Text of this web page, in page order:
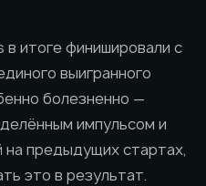
в итоге финишировали с
выигранного
болезненно —
импульсом и
на предыдущих стартах,
это в результат.